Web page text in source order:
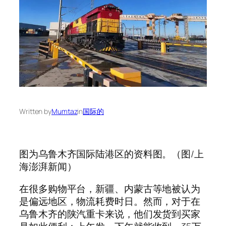
Written byMumtazin国际的
图为乌鲁木齐国际陆港区的资料图。（图/上
海澎湃新闻）
在很多购物平台，新疆、内蒙古等地被认为
是偏远地区，物流耗费时日。然而，对于在
乌鲁木齐的陕汽重卡来说，他们发货到买家